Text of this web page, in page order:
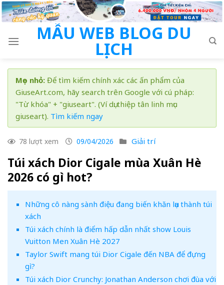
Skip
to
MẪU WEB BLOG DU
LỊCH
Mẹo nhỏ: Để tìm kiếm chính xác các ấn phẩm của
GiuseArt.com, hãy search trên Google với cú pháp:
"Từ khóa" + "giuseart". (Ví dụ: thiệp tân linh mục
giuseart). Tìm kiếm ngay
78 lượt xem 09/04/2026 Giải trí
Túi xách Dior Cigale mùa Xuân Hè
2026 có gì hot?
Những cô nàng sành điệu đang biến khăn lụa thành túi
xách
Túi xách chính là điểm hấp dẫn nhất show Louis
Vuitton Men Xuân Hè 2027
Taylor Swift mang túi Dior Cigale đến NBA để đựng
gì?
Túi xách Dior Crunchy: Jonathan Anderson chơi đùa với